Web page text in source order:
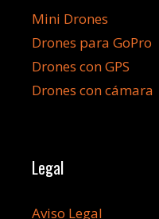
Mini Drones
Drones para GoPro
Drones con GPS
Drones con cámara
Legal
Aviso Legal